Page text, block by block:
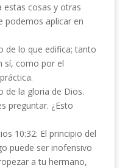
estas cosas y otras
podemos aplicar en
de lo que edifica; tanto
sí, como por el
de la gloria de Dios.
¿Esto
10:32: El principio del
puede ser inofensivo
a tu hermano,